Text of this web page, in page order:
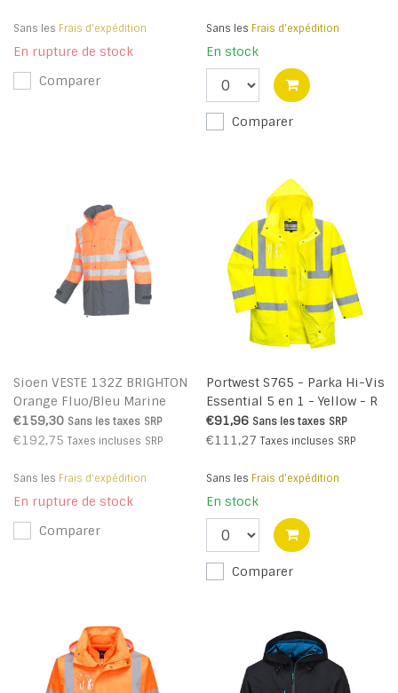
Sans les Frais d'expédition
En rupture de stock
Comparer
Sans les Frais d'expédition
En stock
Comparer
Sioen VESTE 132Z BRIGHTON
Orange Fluo/Bleu Marine
€159,30 Sans les taxes SRP
€192,75 Taxes incluses SRP
Sans les Frais d'expédition
En rupture de stock
Comparer
Portwest S765 - Parka Hi-Vis
Essential 5 en 1 - Yellow - R
€91,96 Sans les taxes SRP
€111,27 Taxes incluses SRP
Sans les Frais d'expédition
En stock
Comparer